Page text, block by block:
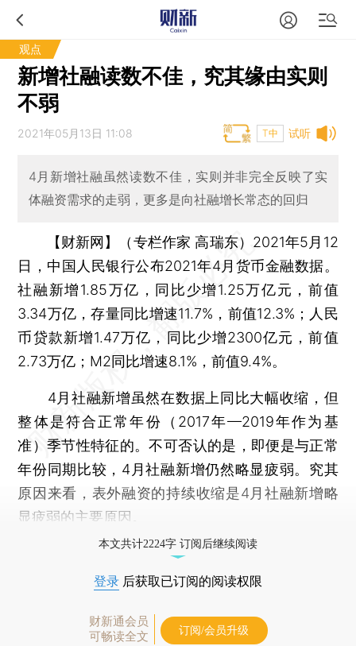
观点
新增社融读数不佳，究其缘由实则
不弱
试听
2021年05月13日 11:08 T中
4月新增社融虽然读数不佳，实则并非完全反映了实
体融资需求的走弱，更多是向社融增长常态的回归
【财新网】（专栏作家 高瑞东） 2021年5月12
日，中国人民银行公布2021年4月货币金融数据。
社融新增1.85万亿，同比少增1.25万亿元，前值
3.34万亿，存量同比增速11.7%，前值12.3%；人民
币贷款新增1.47万亿，同比少增2300亿元，前值
2.73万亿；M2同比增速8.1%，前值9.4%。
4月社融新增虽然在数据上同比大幅收缩，但
整体是符合正常年份（2017年—2019年作为基
准）季节性特征的。不可否认的是，即便是与正常
年份同期比较，4月社融新增仍然略显疲弱。究其
原因来看，表外融资的持续收缩是4月社融新增略
显疲弱的主要原因。
本文共计2224字 订阅后继续阅读
登录 后获取已订阅的阅读权限
财新通会员
可畅读全文
订阅/会员升级